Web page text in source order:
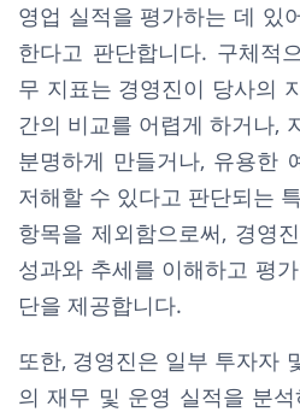
영업 실적을 평가하는 데 있
한다고 판단합니다. 구체적
무 지표는 경영진이 당사의
간의 비교를 어렵게 하거나,
분명하게 만들거나, 유용한
저해할 수 있다고 판단되는
항목을 제외함으로써, 경영
성과와 추세를 이해하고 평
단을 제공합니다.
또한, 경영진은 일부 투자자
의 재무 및 운영 실적을 분